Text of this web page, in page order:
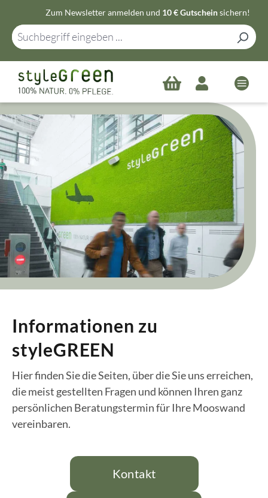
Zum Hauptinhalt springen
Zum Newsletter anmelden und 10 € Gutscheinsichern!
Informationen zu
styleGREEN
Hier finden Sie die Seiten, über die Sie uns erreichen,
die meist gestellten Fragen und können Ihren ganz
persönlichen Beratungstermin für Ihre Mooswand
vereinbaren.
Kontakt